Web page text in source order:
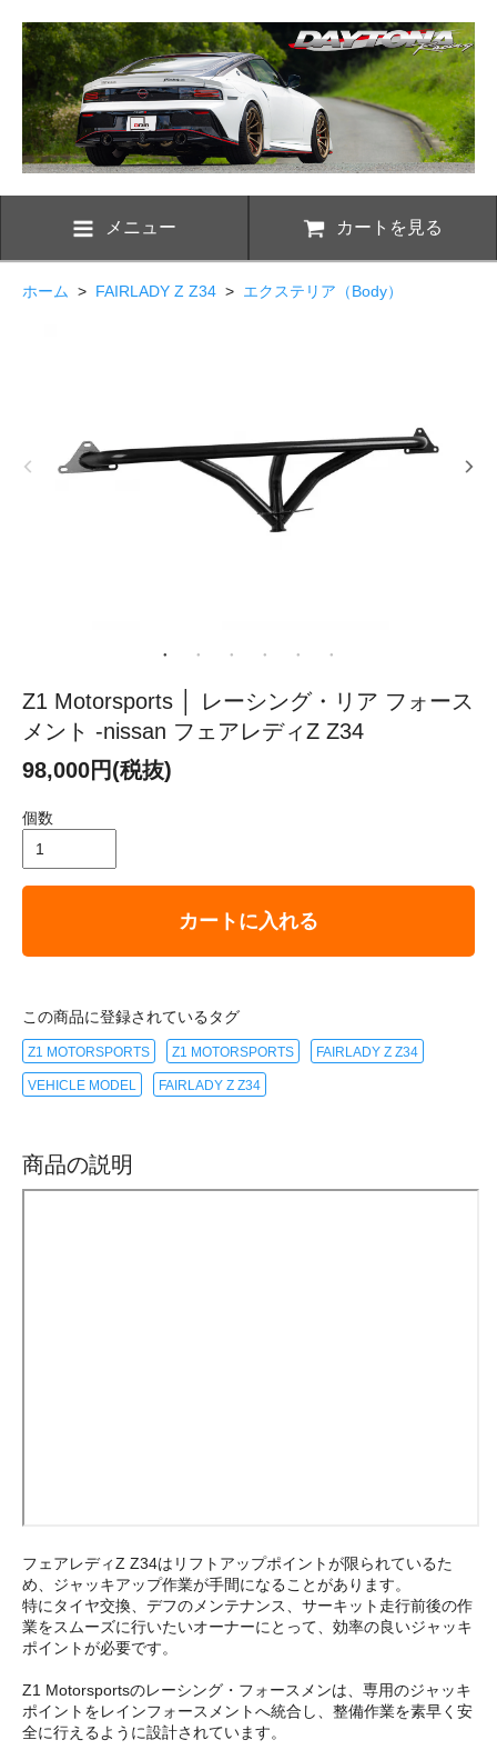
メニュー カートを見る
ホーム > FAIRLADY Z Z34 > エクステリア（Body）
Z1 Motorsports │ レーシング・リア フォース
メント -nissan フェアレディZ Z34
98,000円(税抜)
個数
カートに入れる
この商品に登録されているタグ
Z1 MOTORSPORTS Z1 MOTORSPORTS FAIRLADY Z Z34
VEHICLE MODEL FAIRLADY Z Z34
商品の説明
フェアレディZ Z34はリフトアップポイントが限られているた
め、ジャッキアップ作業が手間になることがあります。
特にタイヤ交換、デフのメンテナンス、サーキット走行前後の作
業をスムーズに行いたいオーナーにとって、効率の良いジャッキ
ポイントが必要です。
Z1 Motorsportsのレーシング・フォースメンは、専用のジャッキ
ポイントをレインフォースメントへ統合し、整備作業を素早く安
全に行えるように設計されています。